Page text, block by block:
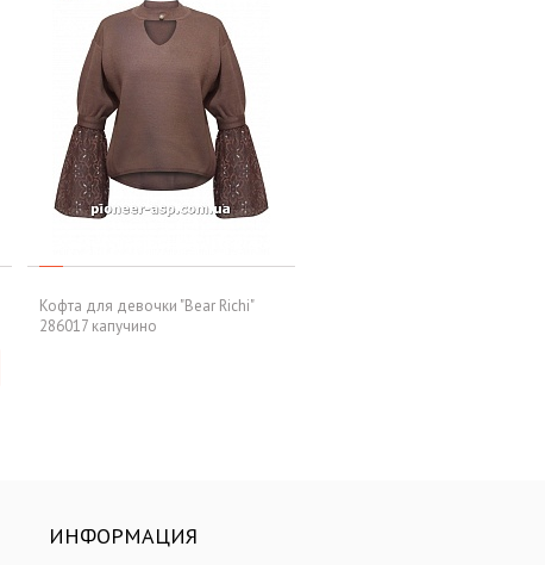
Кофта для девочки "Bear Richi"
286017 капучино
ИНФОРМАЦИЯ